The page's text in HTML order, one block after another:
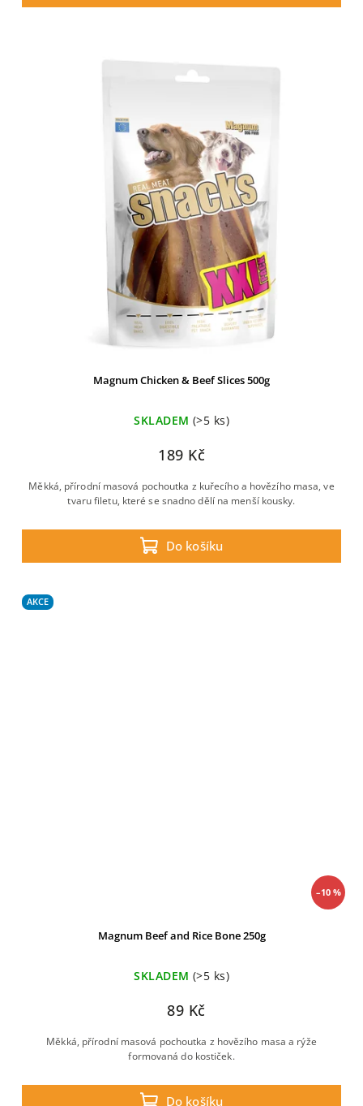
Magnum Chicken & Beef Slices 500g
SKLADEM (>5 ks)
189 Kč
Do košíku
Měkká, přírodní masová pochoutka z kuřecího a hovězího masa, ve
tvaru filetu, které se snadno dělí na menší kousky.
AKCE
–10 %
Magnum Beef and Rice Bone 250g
SKLADEM (>5 ks)
89 Kč
Do košíku
Měkká, přírodní masová pochoutka z hovězího masa a rýže
formovaná do kostiček.